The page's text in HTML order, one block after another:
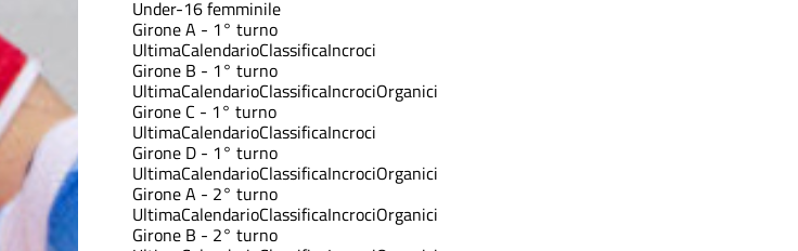
Under-16 femminile
Girone A - 1° turno
UltimaCalendarioClassificaIncroci
Girone B - 1° turno
UltimaCalendarioClassificaIncrociOrganici
Girone C - 1° turno
UltimaCalendarioClassificaIncroci
Girone D - 1° turno
UltimaCalendarioClassificaIncrociOrganici
Girone A - 2° turno
UltimaCalendarioClassificaIncrociOrganici
Girone B - 2° turno